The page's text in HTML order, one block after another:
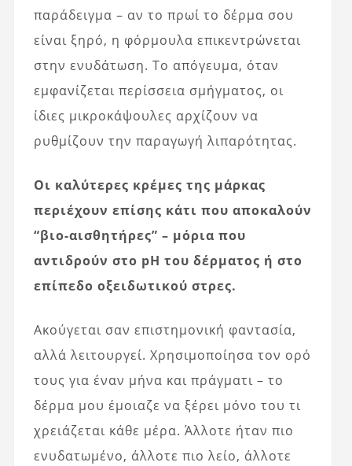
παράδειγμα – αν το πρωί το δέρμα σου
είναι ξηρό, η φόρμουλα επικεντρώνεται
στην ενυδάτωση. Το απόγευμα, όταν
εμφανίζεται περίσσεια σμήγματος, οι
ίδιες μικροκάψουλες αρχίζουν να
ρυθμίζουν την παραγωγή λιπαρότητας.
Οι καλύτερες κρέμες της μάρκας
περιέχουν επίσης κάτι που αποκαλούν
“βιο-αισθητήρες” – μόρια που
αντιδρούν στο pH του δέρματος ή στο
επίπεδο οξειδωτικού στρες.
Ακούγεται σαν επιστημονική φαντασία,
αλλά λειτουργεί. Χρησιμοποίησα τον ορό
τους για έναν μήνα και πράγματι – το
δέρμα μου έμοιαζε να ξέρει μόνο του τι
χρειάζεται κάθε μέρα. Άλλοτε ήταν πιο
ενυδατωμένο, άλλοτε πιο λείο, άλλοτε